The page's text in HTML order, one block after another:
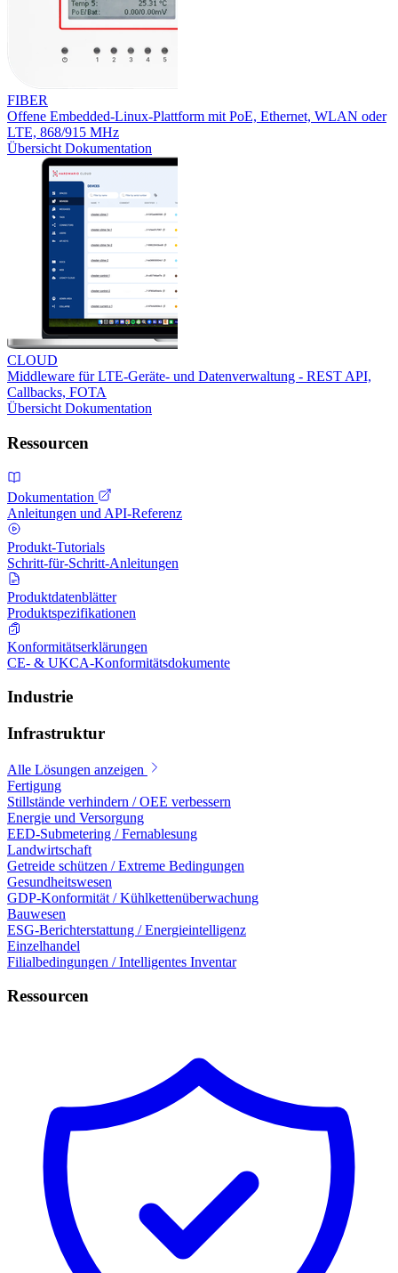
FIBER
Offene Embedded-Linux-Plattform mit PoE, Ethernet, WLAN oder
LTE, 868/915 MHz
Übersicht Dokumentation
CLOUD
Middleware für LTE-Geräte- und Datenverwaltung - REST API,
Callbacks, FOTA
Übersicht Dokumentation
Ressourcen
Dokumentation
Anleitungen und API-Referenz
Produkt-Tutorials
Schritt-für-Schritt-Anleitungen
Produktdatenblätter
Produktspezifikationen
Konformitätserklärungen
CE- & UKCA-Konformitätsdokumente
Industrie
Infrastruktur
Alle Lösungen anzeigen
Fertigung
Stillstände verhindern / OEE verbessern
Energie und Versorgung
EED-Submetering / Fernablesung
Landwirtschaft
Getreide schützen / Extreme Bedingungen
Gesundheitswesen
GDP-Konformität / Kühlkettenüberwachung
Bauwesen
ESG-Berichterstattung / Energieintelligenz
Einzelhandel
Filialbedingungen / Intelligentes Inventar
Ressourcen